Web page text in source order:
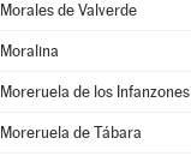
Morales de Valverde
Moralina
Moreruela de los Infanzones
Moreruela de Tábara